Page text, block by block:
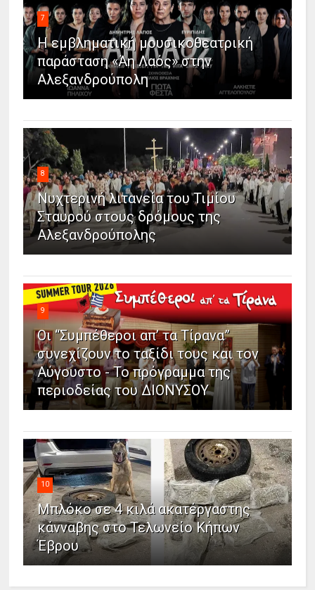
7
Η εμβληματική μουσικοθεατρική
παράσταση «Άη Λαός» στην
Αλεξανδρούπολη
8
Νυχτερινή λιτανεία του Τιμίου
Σταυρού στους δρόμους της
Αλεξανδρούπολης
9
Οι “Συμπέθεροι απ’ τα Τίρανα”
συνεχίζουν το ταξίδι τους και τον
Αύγουστο - Το πρόγραμμα της
περιοδείας του ΔΙΟΝΥΣΟΥ
10
Μπλόκο σε 4 κιλά ακατέργαστης
κάνναβης στο Τελωνείο Κήπων
Έβρου